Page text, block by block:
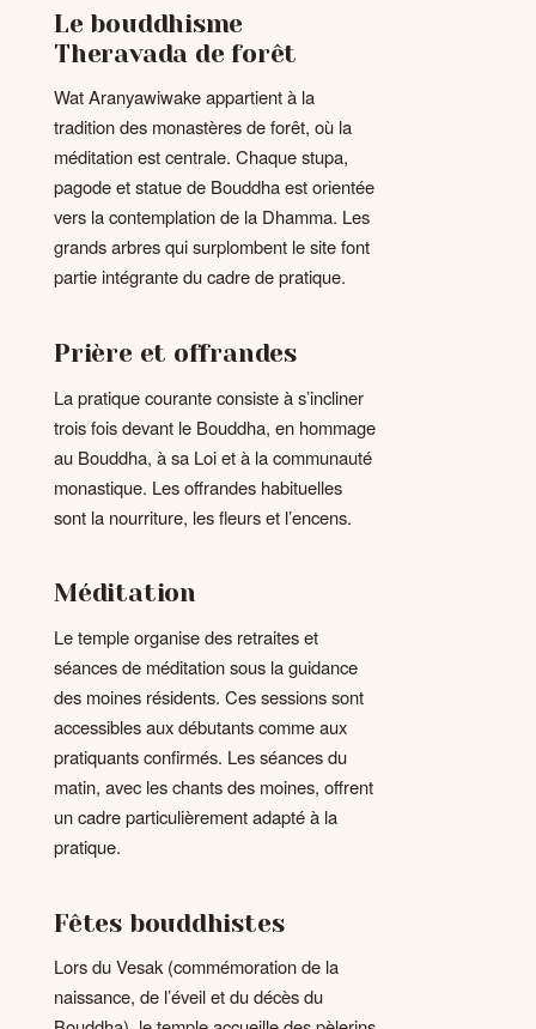
Le bouddhisme
Theravada de forêt
Wat Aranyawiwake appartient à la
tradition des monastères de forêt, où la
méditation est centrale. Chaque stupa,
pagode et statue de Bouddha est orientée
vers la contemplation de la Dhamma. Les
grands arbres qui surplombent le site font
partie intégrante du cadre de pratique.
Prière et offrandes
La pratique courante consiste à s’incliner
trois fois devant le Bouddha, en hommage
au Bouddha, à sa Loi et à la communauté
monastique. Les offrandes habituelles
sont la nourriture, les fleurs et l’encens.
Méditation
Le temple organise des retraites et
séances de méditation sous la guidance
des moines résidents. Ces sessions sont
accessibles aux débutants comme aux
pratiquants confirmés. Les séances du
matin, avec les chants des moines, offrent
un cadre particulièrement adapté à la
pratique.
Fêtes bouddhistes
Lors du Vesak (commémoration de la
naissance, de l’éveil et du décès du